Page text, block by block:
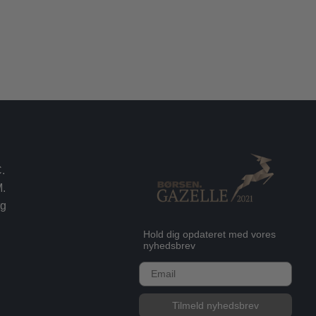
Hold dig opdateret med vores
nyhedsbrev
E-mail
Tilmeld nyhedsbrev